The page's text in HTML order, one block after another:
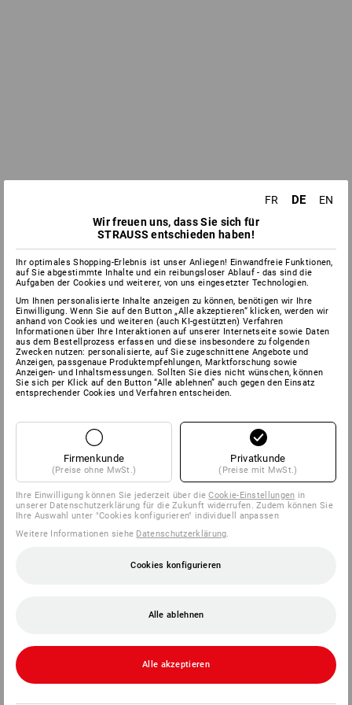
FR DE
EN
Wir freuen uns, dass Sie sich für
STRAUSS entschieden haben!
Ihr optimales Shopping-Erlebnis ist unser Anliegen! Einwandfreie Funktionen,
auf Sie abgestimmte Inhalte und ein reibungsloser Ablauf - das sind die
Aufgaben der Cookies und weiterer, von uns eingesetzter Technologien.
Um Ihnen personalisierte Inhalte anzeigen zu können, benötigen wir Ihre
Einwilligung. Wenn Sie auf den Button „Alle akzeptieren“ klicken, werden wir
anhand von Cookies und weiteren (auch KI-gestützten) Verfahren
Informationen über Ihre Interaktionen auf unserer Internetseite sowie Daten
aus dem Bestellprozess erfassen und diese insbesondere zu folgenden
Zwecken nutzen: personalisierte, auf Sie zugeschnittene Angebote und
Anzeigen, passgenaue Produktempfehlungen, Marktforschung sowie
Anzeigen- und Inhaltsmessungen. Sollten Sie dies nicht wünschen, können
Sie sich per Klick auf den Button “Alle ablehnen” auch gegen den Einsatz
entsprechender Cookies und Verfahren entscheiden.
Firmenkunde
(Preise ohne MwSt.)
Privatkunde
(Preise mit MwSt.)
Ihre Einwilligung können Sie jederzeit über dieCookie-Einstellungen in
unserer Datenschutzerklärung für die Zukunft widerrufen. Zudem können Sie
Ihre Auswahl unter "Cookies konfigurieren" individuell anpassen
Weitere Informationen siehe Datenschutzerklärung.
Cookies konfigurieren
Alle ablehnen
Alle akzeptieren